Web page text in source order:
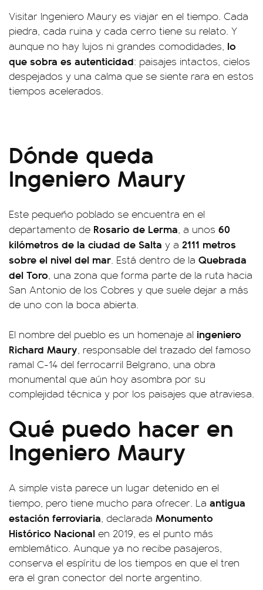
Visitar Ingeniero Maury es viajar en el tiempo. Cada
piedra, cada ruina y cada cerro tiene su relato. Y
aunque no hay lujos ni grandes comodidades, lo
que sobra es autenticidad: paisajes intactos, cielos
despejados y una calma que se siente rara en estos
tiempos acelerados.
Dónde queda
Ingeniero Maury
Este pequeño poblado se encuentra en el
departamento de Rosario de Lerma, a unos 60
kilómetros de la ciudad de Salta y a 2111 metros
sobre el nivel del mar. Está dentro de la Quebrada
del Toro, una zona que forma parte de la ruta hacia
San Antonio de los Cobres y que suele dejar a más
de uno con la boca abierta.
El nombre del pueblo es un homenaje al ingeniero
Richard Maury, responsable del trazado del famoso
ramal C-14 del ferrocarril Belgrano, una obra
monumental que aún hoy asombra por su
complejidad técnica y por los paisajes que atraviesa.
Qué puedo hacer en
Ingeniero Maury
A simple vista parece un lugar detenido en el
tiempo, pero tiene mucho para ofrecer. La antigua
estación ferroviaria, declarada Monumento
Histórico Nacional en 2019, es el punto más
emblemático. Aunque ya no recibe pasajeros,
conserva el espíritu de los tiempos en que el tren
era el gran conector del norte argentino.